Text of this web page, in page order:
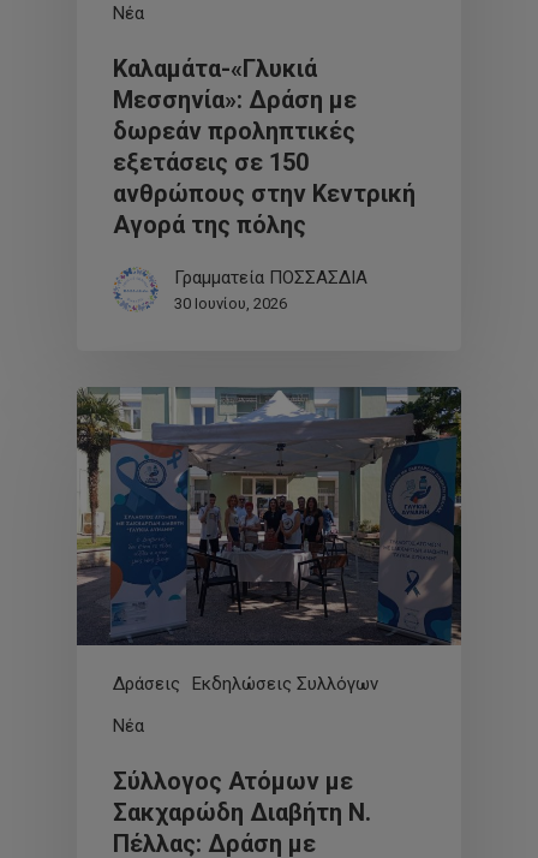
Νέα
Καλαμάτα-«Γλυκιά
Μεσσηνία»: Δράση με
δωρεάν προληπτικές
εξετάσεις σε 150
ανθρώπους στην Κεντρική
Αγορά της πόλης
Γραμματεία ΠΟΣΣΑΣΔΙΑ
30 Ιουνίου, 2026
Δράσεις
Εκδηλώσεις Συλλόγων
Νέα
Σύλλογος Ατόμων με
Σακχαρώδη Διαβήτη Ν.
Πέλλας: Δράση με